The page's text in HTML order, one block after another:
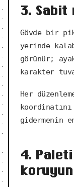
3. Sabit
Gövde bir
yerinde
görünür;
karakter
Her
gidermenin
4.
koruyun